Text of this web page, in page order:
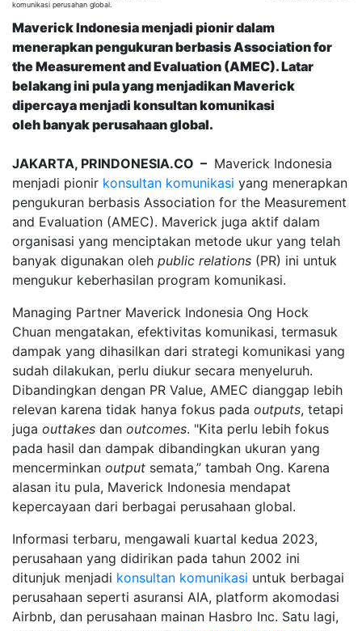
komunikasi perusahan global.
Maverick Indonesia menjadi pionir dalam
menerapkan pengukuran berbasis Association for
the Measurement and Evaluation (AMEC). Latar
belakang ini pula yang menjadikan Maverick
dipercaya menjadi konsultan komunikasi
oleh banyak perusahaan global.
JAKARTA, PRINDONESIA.CO – Maverick Indonesia
menjadi pionir konsultan komunikasi yang menerapkan
pengukuran berbasis Association for the Measurement
and Evaluation (AMEC). Maverick juga aktif dalam
organisasi yang menciptakan metode ukur yang telah
banyak digunakan oleh public relations (PR) ini untuk
mengukur keberhasilan program komunikasi.
Managing Partner Maverick Indonesia Ong Hock
Chuan mengatakan, efektivitas komunikasi, termasuk
dampak yang dihasilkan dari strategi komunikasi yang
sudah dilakukan, perlu diukur secara menyeluruh.
Dibandingkan dengan PR Value, AMEC dianggap lebih
relevan karena tidak hanya fokus pada outputs, tetapi
juga outtakes dan outcomes. "Kita perlu lebih fokus
pada hasil dan dampak dibandingkan ukuran yang
mencerminkan output semata,” tambah Ong. Karena
alasan itu pula, Maverick Indonesia mendapat
kepercayaan dari berbagai perusahaan global.
Informasi terbaru, mengawali kuartal kedua 2023,
perusahaan yang didirikan pada tahun 2002 ini
ditunjuk menjadi konsultan komunikasi untuk berbagai
perusahaan seperti asuransi AIA, platform akomodasi
Airbnb, dan perusahaan mainan Hasbro Inc. Satu lagi,